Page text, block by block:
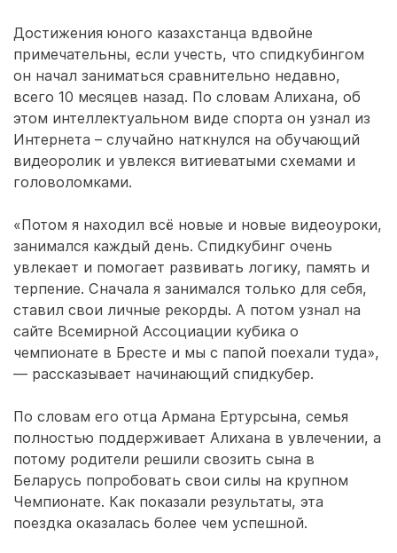
Достижения юного казахстанца вдвойне
примечательны, если учесть, что спидкубингом
он начал заниматься сравнительно недавно,
всего 10 месяцев назад. По словам Алихана, об
этом интеллектуальном виде спорта он узнал из
Интернета – случайно наткнулся на обучающий
видеоролик и увлекся витиеватыми схемами и
головоломками.
«Потом я находил всё новые и новые видеоуроки,
занимался каждый день. Спидкубинг очень
увлекает и помогает развивать логику, память и
терпение. Сначала я занимался только для себя,
ставил свои личные рекорды. А потом узнал на
сайте Всемирной Ассоциации кубика о
чемпионате в Бресте и мы с папой поехали туда»,
— рассказывает начинающий спидкубер.
По словам его отца Армана Ертурсына, семья
полностью поддерживает Алихана в увлечении, а
потому родители решили свозить сына в
Беларусь попробовать свои силы на крупном
Чемпионате. Как показали результаты, эта
поездка оказалась более чем успешной.